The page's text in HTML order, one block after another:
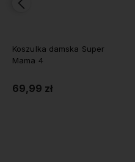
Koszulka damska Żajebista
Mama
69,99 zł